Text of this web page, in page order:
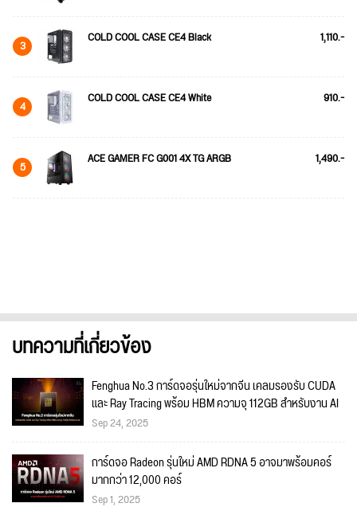
3 COLD COOL CASE CE4 Black 1,110.-
4 COLD COOL CASE CE4 White 910.-
5 ACE GAMER FC G001 4X TG ARGB 1,490.-
บทความที่เกี่ยวข้อง
Fenghua No.3 การ์ดจอรุ่นใหม่จากจีน เคลมรองรับ CUDA
และ Ray Tracing พร้อม HBM ความจุ 112GB สำหรับงาน AI
Sep 24, 2025
การ์ดจอ Radeon รุ่นใหม่ AMD RDNA 5 อาจมาพร้อมคอร์
มากกว่า 12,000 คอร์
Sep 1, 2025